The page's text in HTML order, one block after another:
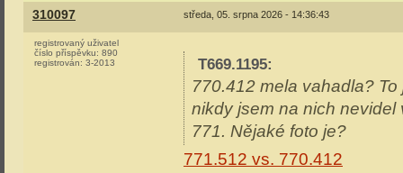
310097 středa, 05. srpna 2026 - 14:36:43
registrovaný uživatel
číslo příspěvku: 890
registrován: 3-2013 T669.1195:
770.412 mela vahadla?
nikdy jsem na nich
771. Nějaké foto je?
771.512 vs. 770.412